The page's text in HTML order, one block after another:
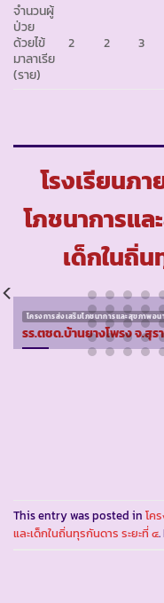
จำนวนผู้
ป่วย
ด้วยไข้
มาลาเรีย
(ราย)
2 2 3
โรงเรียนภา
โภชนาการแ
เด็กในถิ่น
โครงการส่งเสริมโภชนาการและสุขภาพอ
รร.ตชด.บ้านยางโพรง จ.สุร
This entry was posted in โค
และเด็กในถิ่นทุรกันดาร ระยะที่ ๔